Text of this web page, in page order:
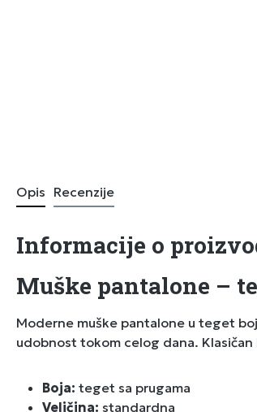
Opis Recenzije
Informacije o
Muške pantalone –
Moderne muške pantalone u teget
udobnost tokom celog dana.
Boja: teget sa prugama
Veličina: standardna